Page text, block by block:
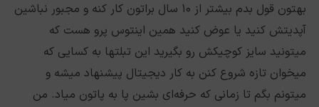
بهتون قول بدم بیشتر از ۱۰ سال براتون کار کنه و مجبور نباشین
آپدیتش کنید یا عوض کنید همین اینتوس پرو هست که
میتونید سایز کوچیکش رو بگیرید این تبلتها به کسایی که
میخوان تازه شروع کنن به کار دیجیتال پیشنهاد میشه و
میتونم بگم تا زمانی که حرفه‌ای بشین پا به پاتون میاد. من